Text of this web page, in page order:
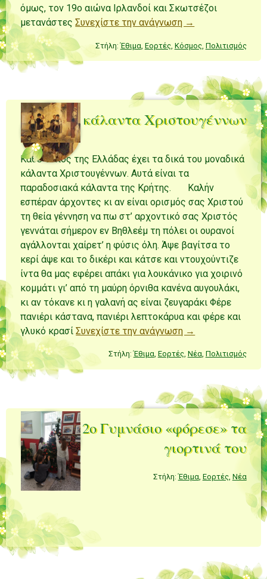
όμως, τον 19ο αιώνα Ιρλανδοί και Σκωτσέζοι
μετανάστεςΣυνεχίστε την ανάγνωση →
Στήλη:Έθιμα Εορτές, Κόσμος, Πολιτισμός
Κρητικά κάλαντα Χριστουγέννων
Κάθε τόπος της Ελλάδας έχει τα δικά του μοναδικά
κάλαντα Χριστουγέννων. Αυτά είναι τα
παραδοσιακά κάλαντα της Κρήτης. Καλήν
εσπέραν άρχοντες κι αν είναι ορισμός σας Χριστού
τη θεία γέννηση να πω στ’ αρχοντικό σας Χριστός
γεννάται σήμερον εν Βηθλεέμ τη πόλει οι ουρανοί
αγάλλονται χαίρετ’ η φύσις όλη. Άψε βαγίτσα το
κερί άψε και το δικέρι και κάτσε και ντουχούντιζε
ίντα θα μας εφέρει απάκι για λουκάνικο για χοιρινό
κομμάτι γι’ από τη μαύρη όρνιθα κανένα αυγουλάκι,
κι αν τόκανε κι η γαλανή ας είναι ζευγαράκι Φέρε
πανιέρι κάστανα, πανιέρι λεπτοκάρυα και φέρε και
γλυκό κρασίΣυνεχίστε την ανάγνωση →
Στήλη:Έθιμα, Εορτές, Νέα, Πολιτισμός
Το 2ο Γυμνάσιο «φόρεσε» τα
γιορτινά του
Στήλη:Έθιμα Εορτές, Νέα